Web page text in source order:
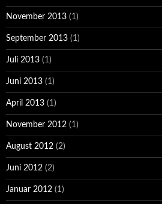
November 2013 (1)
September 2013 (1)
Juli 2013 (1)
Juni 2013 (1)
April 2013 (1)
November 2012 (1)
August 2012 (2)
Juni 2012 (2)
Januar 2012 (1)